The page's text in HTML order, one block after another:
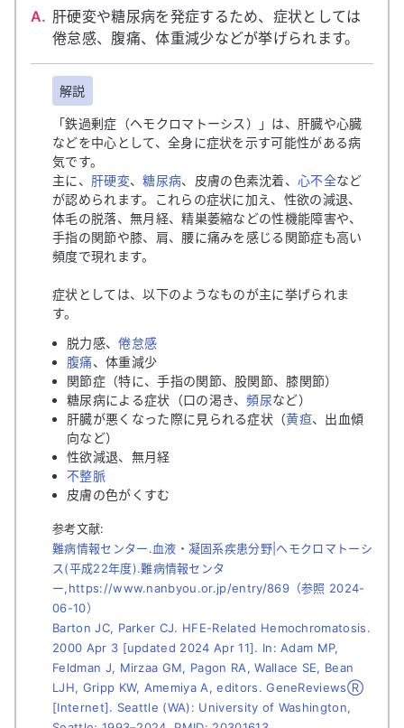
A. 肝硬変や糖尿病を発症するため、症状としては
倦怠感、腹痛、体重減少などが挙げられます。
解説
「鉄過剰症（ヘモクロマトーシス）
」は、肝臓や心臓
などを中心として、全身に症状を示す可能性がある病
気です。
主に、 肝硬変、糖尿病、皮膚の色素沈着、心不全など
が認められます。これらの症状に加え、性欲の減退、
体毛の脱落、無月経、精巣萎縮などの性機能障害や、
手指の関節や膝、肩、腰に痛みを感じる関節症も高い
頻度で現れます。
症状としては、以下のようなものが主に挙げられま
す。
脱力感、倦怠感
腹痛、体重減少
関節症（特に、手指の関節、股関節、膝関節）
糖尿病による症状（口の渇き、頻尿など）
肝臓が悪くなった際に見られる症状（黄疸、出血傾
向など）
性欲減退、無月経
不整脈
皮膚の色がくすむ
参考文献:
難病情報センター.血液・凝固系疾患分野|ヘモクロマトーシ
ス(平成22年度).難病情報センタ
ー,https://www.nanbyou.or.jp/entry/869（参照 2024-
06-10）
Barton JC, Parker CJ. HFE-Related Hemochromatosis.
2000 Apr 3 [updated 2024 Apr 11]. In: Adam MP,
Feldman J, Mirzaa GM, Pagon RA, Wallace SE, Bean
LJH, Gripp KW, Amemiya A, editors. GeneReviewsⓇ
[Internet]. Seattle (WA): University of Washington,